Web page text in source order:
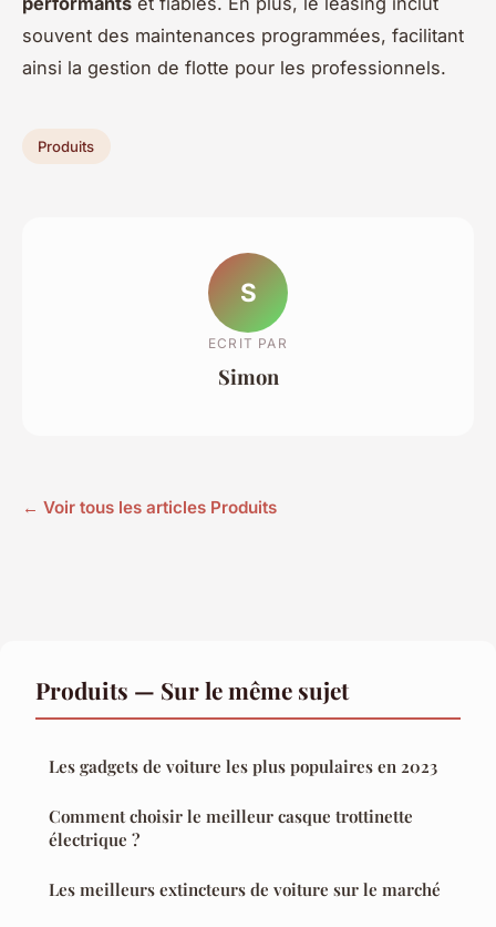
souvent des maintenances programmées, facilitant
ainsi la gestion de flotte pour les professionnels.
Produits
S
ECRIT PAR
Simon
← Voir tous les articles Produits
Produits — Sur le même sujet
Les gadgets de voiture les plus populaires en 2023
Comment choisir le meilleur casque trottinette
électrique ?
Les meilleurs extincteurs de voiture sur le marché